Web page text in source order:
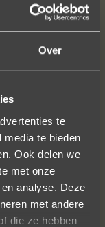
Over
te
te bieden
Ook delen we
met onze
analyse. Deze
met andere
die ze hebben
SOCIAUX
en
de
per